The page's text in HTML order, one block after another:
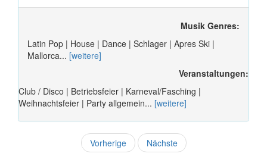
Musik Genres:
Latin Pop | House | Dance | Schlager | Apres Ski |
Mallorca... [weitere]
Veranstaltungen:
Club / Disco | Betriebsfeier | Karneval/Fasching |
Weihnachtsfeier | Party allgemein... [weitere]
Vorherige Nächste